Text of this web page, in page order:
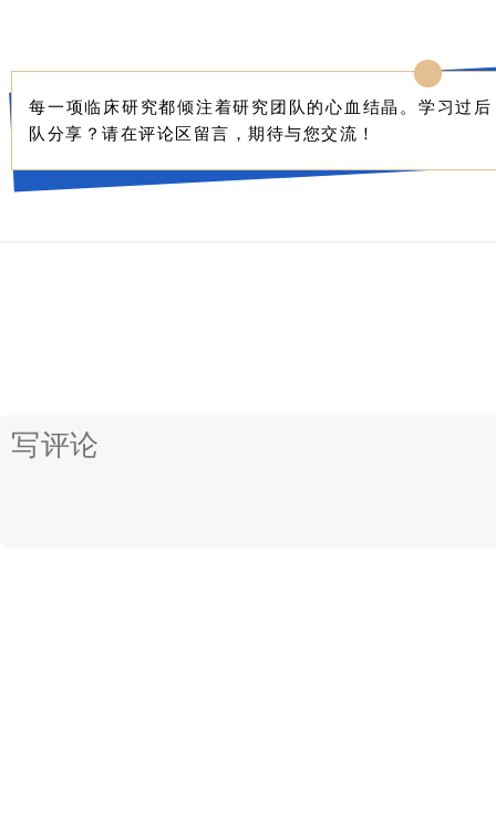
每一项临床研究都倾注着研究团队的心血结晶。学习过
队分享？请在评论区留言，期待与您交流！